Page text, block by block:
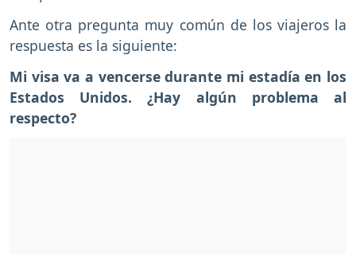
Ante otra pregunta muy común de los viajeros la
respuesta es la siguiente:
Mi visa va a vencerse durante mi estadía en los
Estados Unidos. ¿Hay algún problema al
respecto?